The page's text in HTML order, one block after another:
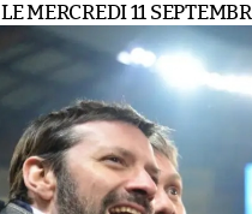
LE MERCREDI 11